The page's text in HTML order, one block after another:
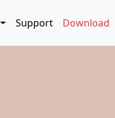
Support Download